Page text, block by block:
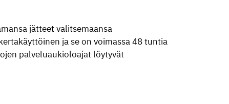
jätteet valitsemaansa
ja se on voimassa 48 tuntia
palveluaukioloajat löytyvät